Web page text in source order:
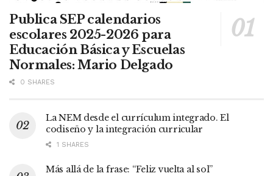
Publica SEP calendarios
escolares 2025-2026 para
Educación Básica y Escuelas
Normales: Mario Delgado
0 SHARES
La NEM desde el currículum integrado. El
codiseño y la integración curricular
1 SHARES
Más allá de la frase: “Feliz vuelta al sol”